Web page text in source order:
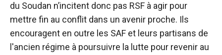
du Soudan n’incitent donc pas RSF à agir pour
mettre fin au conflit dans un avenir proche. Ils
encouragent en outre les SAF et leurs partisans de
l'ancien régime à poursuivre la lutte pour revenir au